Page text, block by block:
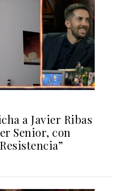
a Javier Ribas
Senior, con